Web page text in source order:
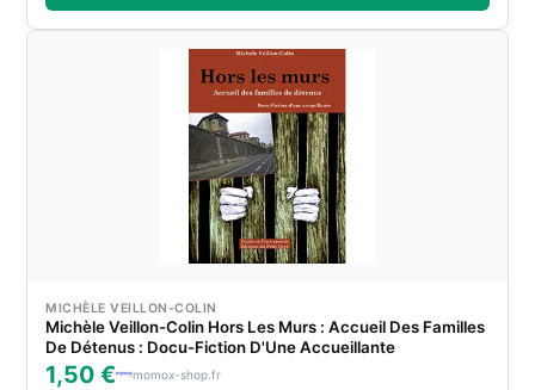
MICHÈLE VEILLON-COLIN
Michèle Veillon-Colin Hors Les Murs : Accueil Des Familles
De Détenus : Docu-Fiction D'Une Accueillante
1,50 € momox-shop.fr